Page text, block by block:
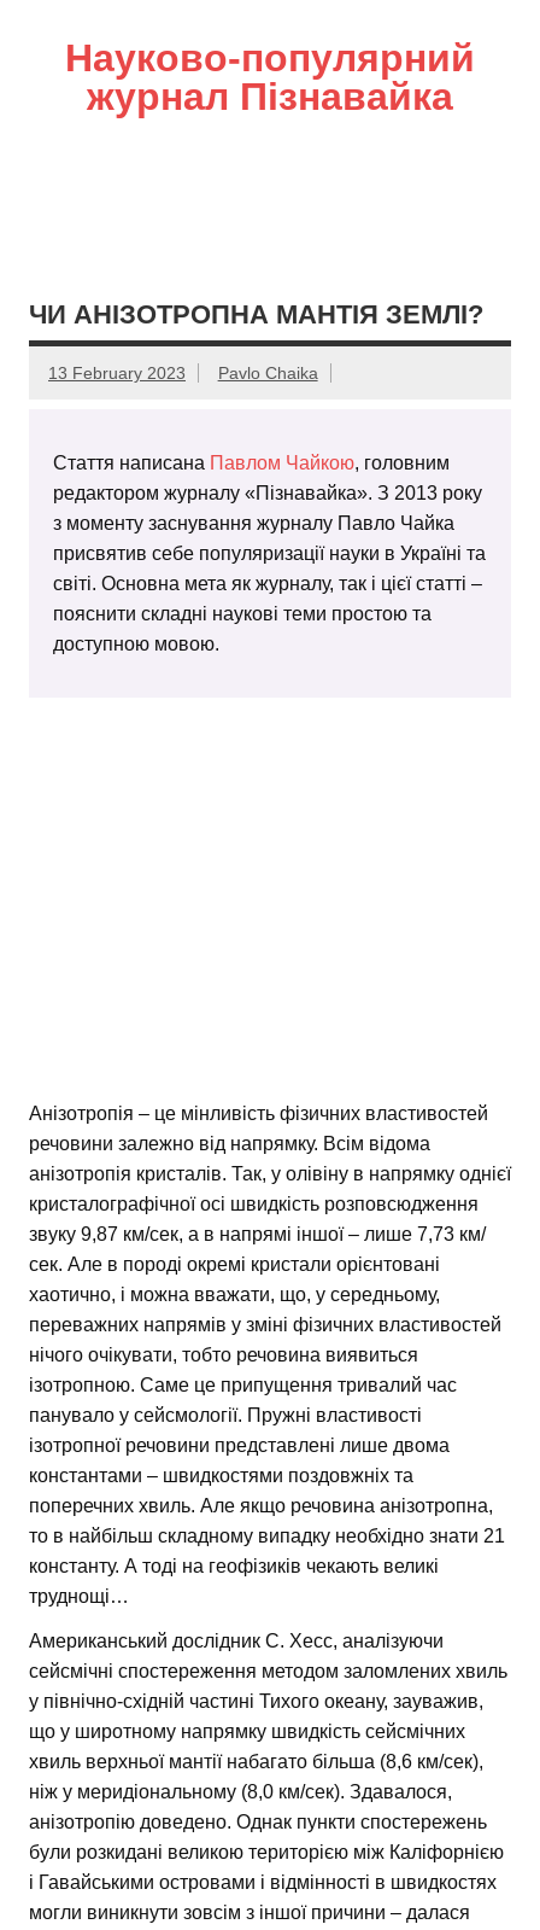
Науково-популярний
журнал Пізнавайка
ЧИ АНІЗОТРОПНА МАНТІЯ ЗЕМЛІ?
13 February 2023 Pavlo Chaika
Стаття написана Павлом Чайкою, головним
редактором журналу «Пізнавайка». З 2013 року
з моменту заснування журналу Павло Чайка
присвятив себе популяризації науки в Україні та
світі. Основна мета як журналу, так і цієї статті –
пояснити складні наукові теми простою та
доступною мовою.
Анізотропія – це мінливість фізичних властивостей
речовини залежно від напрямку. Всім відома
анізотропія кристалів. Так, у олівіну в напрямку однієї
кристалографічної осі швидкість розповсюдження
звуку 9,87 км/сек, а в напрямі іншої – лише 7,73 км/
сек. Але в породі окремі кристали орієнтовані
хаотично, і можна вважати, що, у середньому,
переважних напрямів у зміні фізичних властивостей
нічого очікувати, тобто речовина виявиться
ізотропною. Саме це припущення тривалий час
панувало у сейсмології. Пружні властивості
ізотропної речовини представлені лише двома
константами – швидкостями поздовжніх та
поперечних хвиль. Але якщо речовина анізотропна,
то в найбільш складному випадку необхідно знати 21
константу. А тоді на геофізиків чекають великі
труднощі…
Американський дослідник С. Хесс, аналізуючи
сейсмічні спостереження методом заломлених хвиль
у північно-східній частині Тихого океану, зауважив,
що у широтному напрямку швидкість сейсмічних
хвиль верхньої мантії набагато більша (8,6 км/сек),
ніж у меридіональному (8,0 км/сек). Здавалося,
анізотропію доведено. Однак пункти спостережень
були розкидані великою територією між Каліфорнією
і Гавайськими островами і відмінності в швидкостях
могли виникнути зовсім з іншої причини – далася